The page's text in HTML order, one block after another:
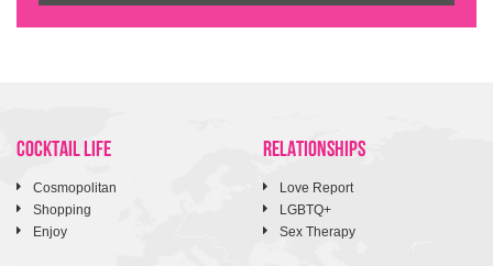
COCKTAIL LIFE
Cosmopolitan
Shopping
Enjoy
RELATIONSHIPS
Love Report
LGBTQ+
Sex Therapy